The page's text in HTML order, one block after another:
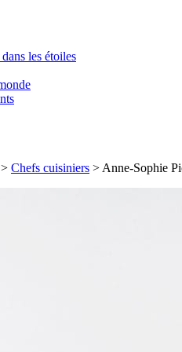
les étoiles
> Chefs cuisiniers > Anne-Sophie